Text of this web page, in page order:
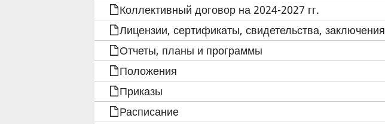
ДЛЯ
БЛАНКИ,
ШАБЛОНЫ
Коллективный договор на 2024-2027 гг.
Лицензии, сертификаты, свидетельства, заключения
Отчеты, планы и программы
Положения
Приказы
Расписание